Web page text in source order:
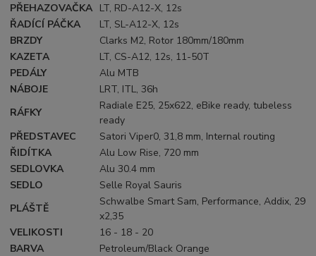
PŘEHAZOVAČKA LT, RD-A12-X, 12s
ŘADÍCÍ PÁČKA
LT, SL-A12-X, 12s
BRZDY
Clarks M2, Rotor 180mm/180mm
KAZETA
LT, CS-A12, 12s, 11-50T
PEDÁLY
Alu MTB
NÁBOJE
LRT, ITL, 36h
RÁFKY
Radiale E25, 25x622, eBike ready, tubeless
ready
PŘEDSTAVEC
Satori Viper0, 31,8 mm, Internal routing
ŘIDÍTKA
Alu Low Rise, 720 mm
SEDLOVKA
Alu 30.4 mm
SEDLO
Selle Royal Sauris
PLÁŠTĚ
Schwalbe Smart Sam, Performance, Addix, 29
x2,35
VELIKOSTI
16 - 18 - 20
BARVA
Petroleum/Black Orange